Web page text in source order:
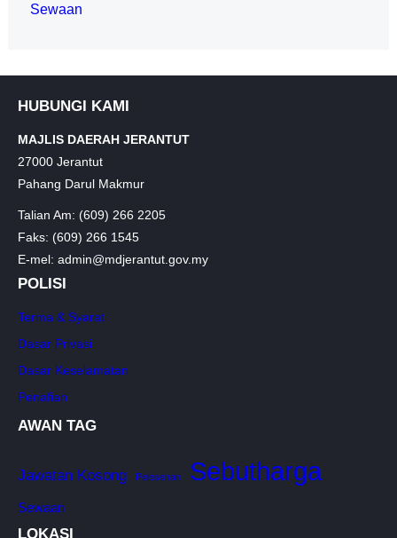
Sewaan
HUBUNGI KAMI
MAJLIS DAERAH JERANTUT
27000 Jerantut
Pahang Darul Makmur
Talian Am: (609) 266 2205
Faks: (609) 266 1545
E-mel: admin@mdjerantut.gov.my
POLISI
Terma & Syarat
Dasar Privasi
Dasar Keselamatan
Penafian
AWAN TAG
Jawatan Kosong Pelesenan Sebutharga
Sewaan
LOKASI